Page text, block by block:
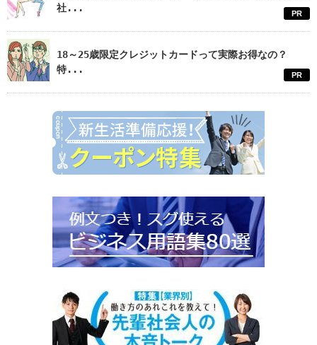
社...
PR
18～25歳限定クレジットカードって実際お得なの？
特...
PR